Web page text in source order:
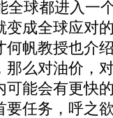
球都进入一
成全球应对
帆教授也介
么对油价，
能会有更快
要任务，呼之